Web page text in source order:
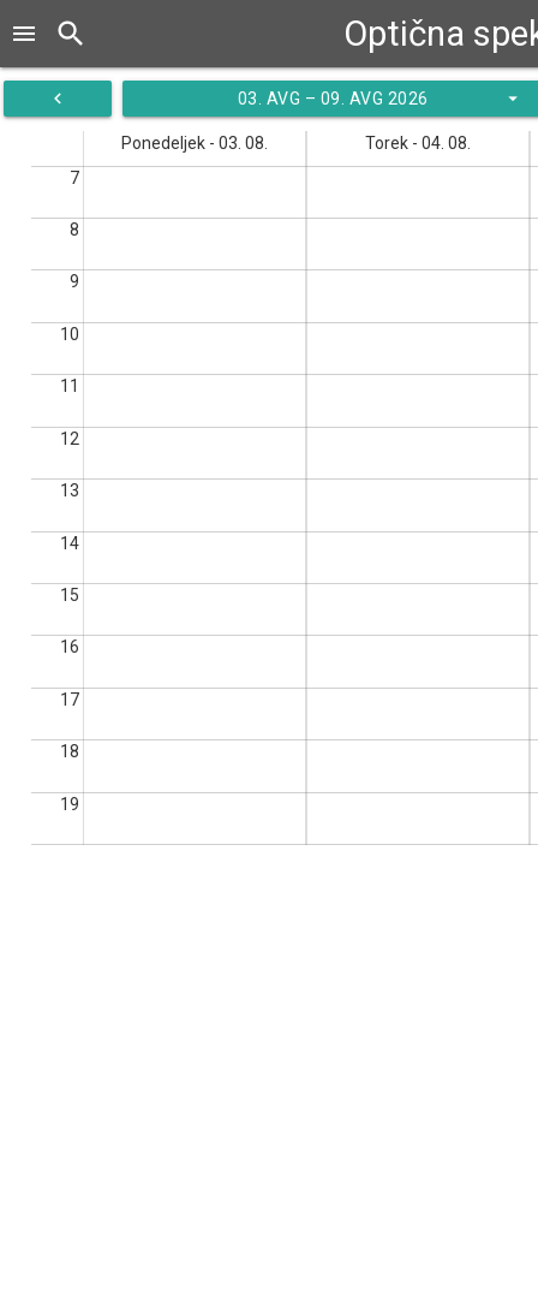
Optična
menu search
navigate_before 03. AVG – 09. AVG 2026 arrow_drop_down
Ponedeljek - 03. 08.
Torek - 04. 08.
7
8
9
10
11
12
13
14
15
16
17
18
19